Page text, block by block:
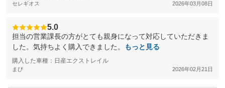
セレギオス 2026年03月08日
5.0
担当の営業課長の方がとても親身になって対応していただきま
した。気持ちよく購入できました。
もっと見る
購入した車種：日産エクストレイル
まび 2026年02月21日